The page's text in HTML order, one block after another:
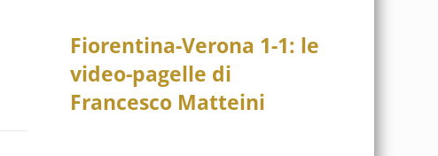
Fiorentina-Verona 1-1: le
video-pagelle di
Francesco Matteini